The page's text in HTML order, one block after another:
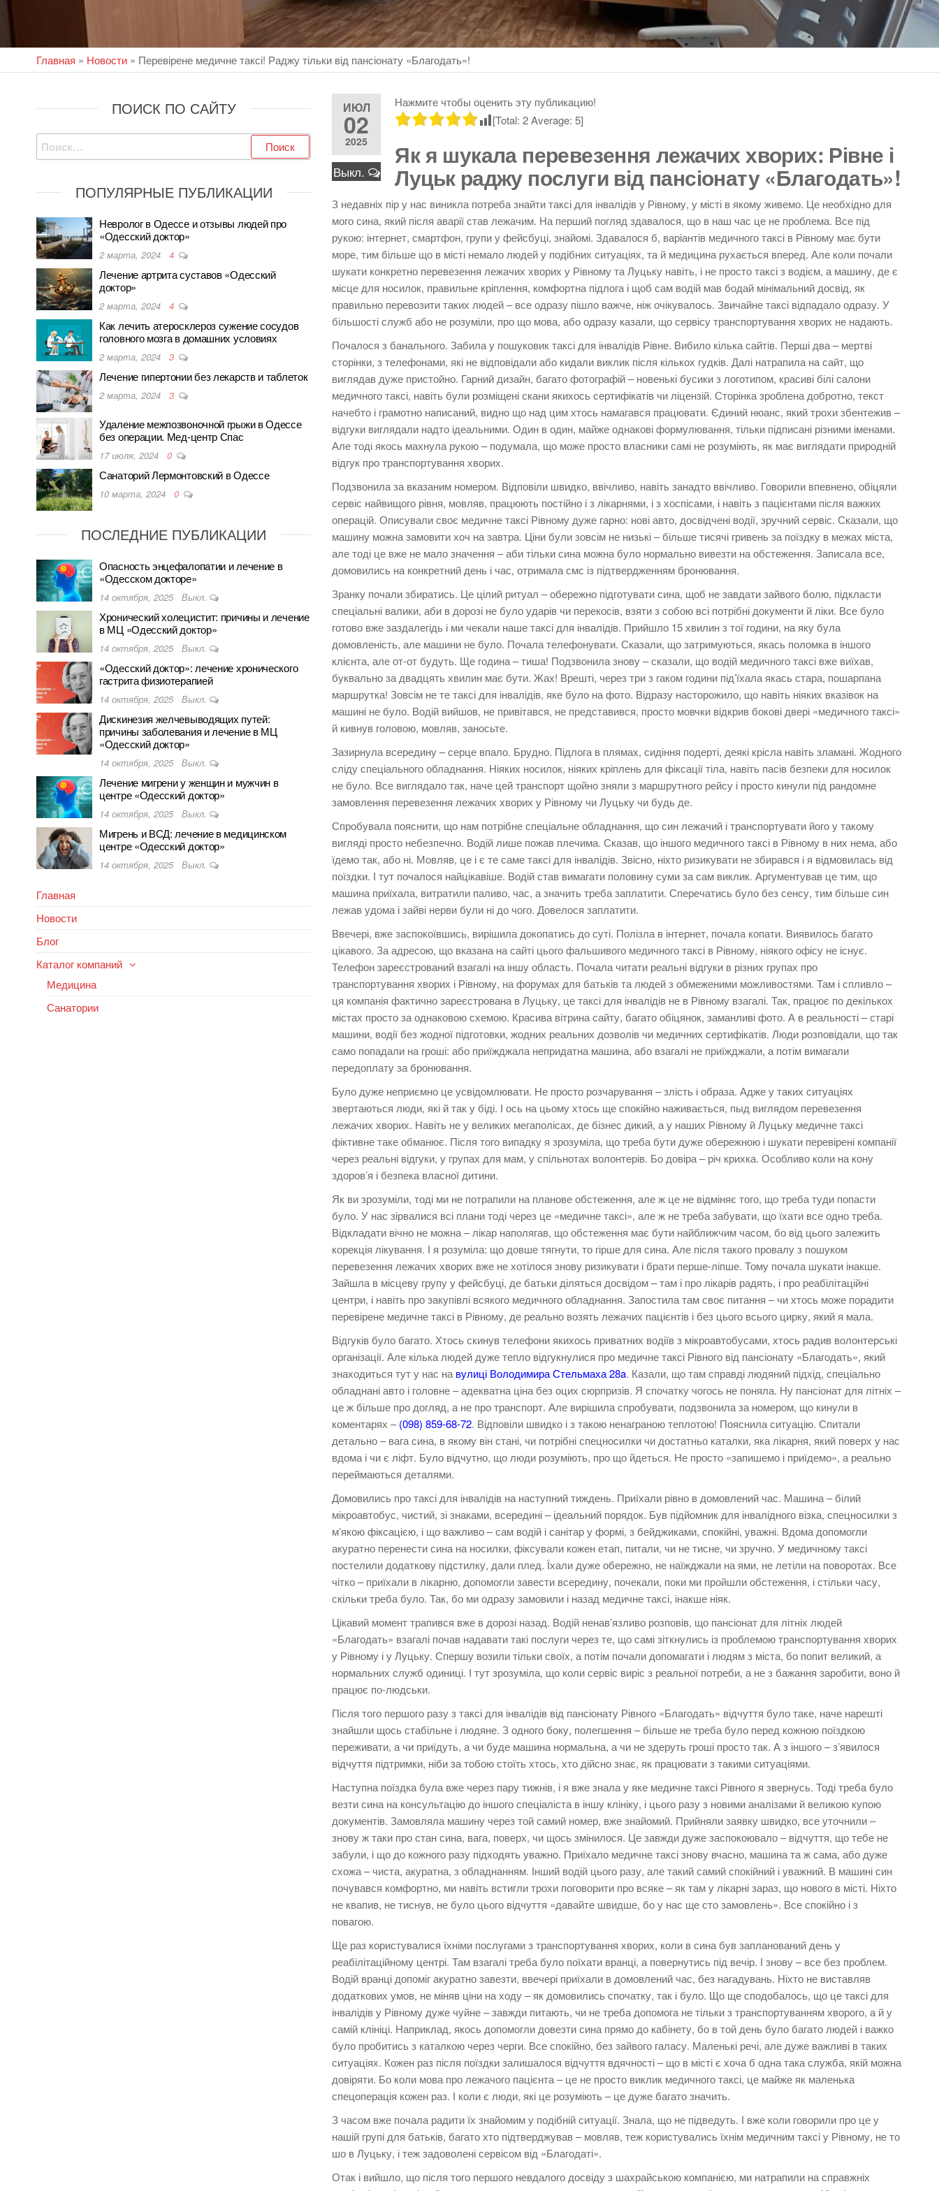
Главная » Новости » Перевірене медичне таксі! Раджу тільки від пансіонату «Благодать»!
ИЮЛ
02
2025
Выкл.
Нажмите чтобы оценить эту публикацию!
[Total:2Average:5]
Як я шукала перевезення лежачих хворих: Рівне і
Луцьк раджу послуги від пансіонату «Благодать»!
З недавніх пір у нас виникла потреба знайти таксі для інвалідів у Рівному, у місті в якому живемо. Це необхідно для
мого сина, який після аварії став лежачим. На перший погляд здавалося, що в наш час це не проблема. Все під
рукою: інтернет, смартфон, групи у фейсбуці, знайомі. Здавалося б, варіантів медичного таксі в Рівному має бути
море, тим більше що в місті немало людей у подібних ситуаціях, та й медицина рухається вперед. Але коли почали
шукати конкретно перевезення лежачих хворих у Рівному та Луцьку навіть, і не просто таксі з водієм, а машину, де є
місце для носилок, правильне кріплення, комфортна підлога і щоб сам водій мав бодай мінімальний досвід, як
правильно перевозити таких людей – все одразу пішло важче, ніж очікувалось. Звичайне таксі відпадало одразу. У
більшості служб або не розуміли, про що мова, або одразу казали, що сервісу транспортування хворих не надають.
Почалося з банального. Забила у пошуковик таксі для інвалідів Рівне. Вибило кілька сайтів. Перші два – мертві
сторінки, з телефонами, які не відповідали або кидали виклик після кількох гудків. Далі натрапила на сайт, що
виглядав дуже пристойно. Гарний дизайн, багато фотографій – новенькі бусики з логотипом, красиві білі салони
медичного таксі, навіть були розміщені скани якихось сертифікатів чи ліцензій. Сторінка зроблена добротно, текст
начебто і грамотно написаний, видно що над цим хтось намагався працювати. Єдиний нюанс, який трохи збентежив –
відгуки виглядали надто ідеальними. Один в один, майже однакові формулювання, тільки підписані різними іменами.
Але тоді якось махнула рукою – подумала, що може просто власники самі не розуміють, як має виглядати природній
відгук про транспортування хворих.
Подзвонила за вказаним номером. Відповіли швидко, ввічливо, навіть занадто ввічливо. Говорили впевнено, обіцяли
сервіс найвищого рівня, мовляв, працюють постійно і з лікарнями, і з хоспісами, і навіть з пацієнтами після важких
операцій. Описували своє медичне таксі Рівному дуже гарно: нові авто, досвідчені водії, зручний сервіс. Сказали, що
машину можна замовити хоч на завтра. Ціни були зовсім не низькі – більше тисячі гривень за поїздку в межах міста,
але тоді це вже не мало значення – аби тільки сина можна було нормально вивезти на обстеження. Записала все,
домовились на конкретний день і час, отримала смс із підтвердженням бронювання.
Зранку почали збиратись. Це цілий ритуал – обережно підготувати сина, щоб не завдати зайвого болю, підкласти
спеціальні валики, аби в дорозі не було ударів чи перекосів, взяти з собою всі потрібні документи й ліки. Все було
готово вже заздалегідь і ми чекали наше таксі для інвалідів. Прийшло 15 хвилин з тої години, на яку була
домовленість, але машини не було. Почала телефонувати. Сказали, що затримуються, якась поломка в іншого
клієнта, але от-от будуть. Ще година – тиша! Подзвонила знову – сказали, що водій медичного таксі вже виїхав,
буквально за двадцять хвилин має бути. Жах! Врешті, через три з гаком години під’їхала якась стара, пошарпана
маршрутка! Зовсім не те таксі для інвалідів, яке було на фото. Відразу насторожило, що навіть ніяких вказівок на
машині не було. Водій вийшов, не привітався, не представився, просто мовчки відкрив бокові двері «медичного таксі»
й кивнув головою, мовляв, заносьте.
Зазирнула всередину – серце впало. Брудно. Підлога в плямах, сидіння подерті, деякі крісла навіть зламані. Жодного
сліду спеціального обладнання. Ніяких носилок, ніяких кріплень для фіксації тіла, навіть пасів безпеки для носилок
не було. Все виглядало так, наче цей транспорт щойно зняли з маршрутного рейсу і просто кинули під рандомне
замовлення перевезення лежачих хворих у Рівному чи Луцьку чи будь де.
Спробувала пояснити, що нам потрібне спеціальне обладнання, що син лежачий і транспортувати його у такому
вигляді просто небезпечно. Водій лише пожав плечима. Сказав, що іншого медичного таксі в Рівному в них нема, або
їдемо так, або ні. Мовляв, це і є те саме таксі для інвалідів. Звісно, ніхто ризикувати не збирався і я відмовилась від
поїздки. І тут почалося найцікавіше. Водій став вимагати половину суми за сам виклик. Аргументував це тим, що
машина приїхала, витратили паливо, час, а значить треба заплатити. Сперечатись було без сенсу, тим більше син
лежав удома і зайві нерви були ні до чого. Довелося заплатити.
Ввечері, вже заспокоївшись, вирішила докопатись до суті. Полізла в інтернет, почала копати. Виявилось багато
цікавого. За адресою, що вказана на сайті цього фальшивого медичного таксі в Рівному, ніякого офісу не існує.
Телефон зареєстрований взагалі на іншу область. Почала читати реальні відгуки в різних групах про
транспортування хворих і Рівному, на форумах для батьків та людей з обмеженими можливостями. Там і спливло –
ця компанія фактично зареєстрована в Луцьку, це таксі для інвалідів не в Рівному взагалі. Так, працює по декількох
містах просто за однаковою схемою. Красива вітрина сайту, багато обіцянок, заманливі фото. А в реальності – старі
машини, водії без жодної підготовки, жодних реальних дозволів чи медичних сертифікатів. Люди розповідали, що так
само попадали на гроші: або приїжджала непридатна машина, або взагалі не приїжджали, а потім вимагали
передоплату за бронювання.
Було дуже неприємно це усвідомлювати. Не просто розчарування – злість і образа. Адже у таких ситуаціях
звертаються люди, які й так у біді. І ось на цьому хтось ще спокійно наживається, пыд виглядом перевезення
лежачих хворих. Навіть не у великих мегаполісах, де бізнес дикий, а у наших Рівному й Луцьку медичне таксі
фіктивне таке обманює. Після того випадку я зрозуміла, що треба бути дуже обережною і шукати перевірені компанії
через реальні відгуки, у групах для мам, у спільнотах волонтерів. Бо довіра – річ крихка. Особливо коли на кону
здоров’я і безпека власної дитини.
Як ви зрозуміли, тоді ми не потрапили на планове обстеження, але ж це не відміняє того, що треба туди попасти
було. У нас зірвалися всі плани тоді через це «медичне таксі», але ж не треба забувати, що їхати все одно треба.
Відкладати вічно не можна – лікар наполягав, що обстеження має бути найближчим часом, бо від цього залежить
корекція лікування. І я розуміла: що довше тягнути, то гірше для сина. Але після такого провалу з пошуком
перевезення лежачих хворих вже не хотілося знову ризикувати і брати перше-ліпше. Тому почала шукати інакше.
Зайшла в місцеву групу у фейсбуці, де батьки діляться досвідом – там і про лікарів радять, і про реабілітаційні
центри, і навіть про закупівлі всякого медичного обладнання. Запостила там своє питання – чи хтось може порадити
перевірене медичне таксі в Рівному, де реально возять лежачих пацієнтів і без цього всього цирку, який я мала.
Відгуків було багато. Хтось скинув телефони якихось приватних водіїв з мікроавтобусами, хтось радив волонтерські
організації. Але кілька людей дуже тепло відгукнулися про медичне таксі Рівного від пансіонату «Благодать», який
знаходиться тут у нас на вулиці Володимира Стельмаха 28a. Казали, що там справді людяний підхід, спеціально
обладнані авто і головне – адекватна ціна без оцих сюрпризів. Я спочатку чогось не поняла. Ну пансіонат для літніх –
це ж більше про догляд, а не про транспорт. Але вирішила спробувати, подзвонила за номером, що кинули в
коментарях –(098) 859-68-72. Відповіли швидко і з такою ненаграною теплотою! Пояснила ситуацію. Спитали
детально – вага сина, в якому він стані, чи потрібні спецносилки чи достатньо каталки, яка лікарня, який поверх у нас
вдома і чи є ліфт. Було відчутно, що люди розуміють, про що йдеться. Не просто «запишемо і приїдемо», а реально
переймаються деталями.
Домовились про таксі для інвалідів на наступний тиждень. Приїхали рівно в домовлений час. Машина – білий
мікроавтобус, чистий, зі знаками, всередині – ідеальний порядок. Був підйомник для інвалідного візка, спецносилки з
м’якою фіксацією, і що важливо – сам водій і санітар у формі, з бейджиками, спокійні, уважні. Вдома допомогли
акуратно перенести сина на носилки, фіксували кожен етап, питали, чи не тисне, чи зручно. У медичному таксі
постелили додаткову підстилку, дали плед. Їхали дуже обережно, не наїжджали на ями, не летіли на поворотах. Все
чітко – приїхали в лікарню, допомогли завести всередину, почекали, поки ми пройшли обстеження, і стільки часу,
скільки треба було. Так, бо ми одразу замовили і назад медичне таксі, інакше ніяк.
Цікавий момент трапився вже в дорозі назад. Водій ненав’язливо розповів, що пансіонат для літніх людей
«Благодать» взагалі почав надавати такі послуги через те, що самі зіткнулись із проблемою транспортування хворих
у Рівному і у Луцьку. Спершу возили тільки своїх, а потім почали допомагати і людям з міста, бо попит великий, а
нормальних служб одиниці. І тут зрозуміла, що коли сервіс виріс з реальної потреби, а не з бажання заробити, воно й
працює по-людськи.
Після того першого разу з таксі для інвалідів від пансіонату Рівного «Благодать» відчуття було таке, наче нарешті
знайшли щось стабільне і людяне. З одного боку, полегшення – більше не треба було перед кожною поїздкою
переживати, а чи приїдуть, а чи буде машина нормальна, а чи не здеруть гроші просто так. А з іншого – з’явилося
відчуття підтримки, ніби за тобою стоїть хтось, хто дійсно знає, як працювати з такими ситуаціями.
Наступна поїздка була вже через пару тижнів, і я вже знала у яке медичне таксі Рівного я звернусь. Тоді треба було
везти сина на консультацію до іншого спеціаліста в іншу клініку, і цього разу з новими аналізами й великою купою
документів. Замовляла машину через той самий номер, вже знайомий. Прийняли заявку швидко, все уточнили –
знову ж таки про стан сина, вага, поверх, чи щось змінилося. Це завжди дуже заспокоювало – відчуття, що тебе не
забули, і що до кожного разу підходять уважно. Приїхало медичне таксі знову вчасно, машина та ж сама, або дуже
схожа – чиста, акуратна, з обладнанням. Інший водій цього разу, але такий самий спокійний і уважний. В машині син
почувався комфортно, ми навіть встигли трохи поговорити про всяке – як там у лікарні зараз, що нового в місті. Ніхто
не квапив, не тиснув, не було цього відчуття «давайте швидше, бо у нас ще сто замовлень». Все спокійно і з
повагою.
Ще раз користувалися їхніми послугами з транспортування хворих, коли в сина був запланований день у
реабілітаційному центрі. Там взагалі треба було поїхати вранці, а повернутись під вечір. І знову – все без проблем.
Водій вранці допоміг акуратно завезти, ввечері приїхали в домовлений час, без нагадувань. Ніхто не виставляв
додаткових умов, не міняв ціни на ходу – як домовились спочатку, так і було. Що ще сподобалось, що це таксі для
інвалідів у Рівному дуже чуйне – завжди питають, чи не треба допомога не тільки з транспортуванням хворого, а й у
самій клініці. Наприклад, якось допомогли довезти сина прямо до кабінету, бо в той день було багато людей і важко
було пробитись з каталкою через черги. Все спокійно, без зайвого галасу. Маленькі речі, але дуже важливі в таких
ситуаціях. Кожен раз після поїздки залишалося відчуття вдячності – що в місті є хоча б одна така служба, якій можна
довіряти. Бо коли мова про лежачого пацієнта – це не просто виклик медичного таксі, це майже як маленька
спецоперація кожен раз. І коли є люди, які це розуміють – це дуже багато значить.
З часом вже почала радити їх знайомим у подібній ситуації. Знала, що не підведуть. І вже коли говорили про це у
нашій групі для батьків, багато хто підтверджував – мовляв, теж користувались їхнім медичним таксі у Рівному, не то
шо в Луцьку, і теж задоволені сервісом від «Благодаті».
Отак і вийшло, що після того першого невдалого досвіду з шахрайською компанією, ми натрапили на справжніх
ПОИСК ПО САЙТУ
Найти:
ПОПУЛЯРНЫЕ ПУБЛИКАЦИИ
Невролог в Одессе и отзывы людей про
«Одесский доктор»
2 марта, 2024 4
Лечение артрита суставов «Одесский
доктор»
2 марта, 2024 4
Как лечить атеросклероз сужение сосудов
головного мозга в домашних условиях
2 марта, 2024 3
Лечение гипертонии без лекарств и таблеток
2 марта, 2024 3
Удаление межпозвоночной грыжи в Одессе
без операции. Мед-центр Спас
17 июля, 2024 0
Санаторий Лермонтовский в Одессе
10 марта, 2024 0
ПОСЛЕДНИЕ ПУБЛИКАЦИИ
Опасность энцефалопатии и лечение в
«Одесском докторе»
14 октября, 2025 Выкл.
Хронический холецистит: причины и лечение
в МЦ «Одесский доктор»
14 октября, 2025 Выкл.
«Одесский доктор»: лечение хронического
гастрита физиотерапией
14 октября, 2025 Выкл.
Дискинезия желчевыводящих путей:
причины заболевания и лечение в МЦ
«Одесский доктор»
14 октября, 2025 Выкл.
Лечение мигрени у женщин и мужчин в
центре «Одесский доктор»
14 октября, 2025 Выкл.
Мигрень и ВСД: лечение в медицинском
центре «Одесский доктор»
14 октября, 2025 Выкл.
Главная
Новости
Блог
Каталог компаний
Медицина
Санатории